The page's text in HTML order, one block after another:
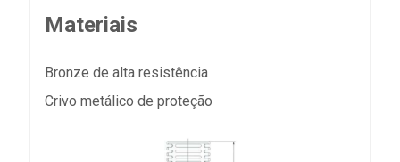
Materiais
Bronze de alta resistência
Crivo metálico de proteção